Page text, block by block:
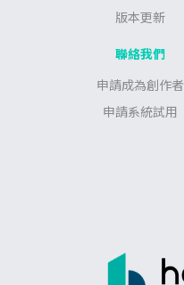
版本更新
聯絡我們
申請成為創作者
申請系統試用